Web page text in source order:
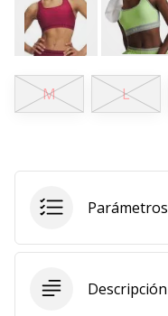
elegir
el
regalo
perfecto!
Encuentra…
•
¡Conviértete
en
Weplayvolleyball!
M L
Parámetros
Descripción